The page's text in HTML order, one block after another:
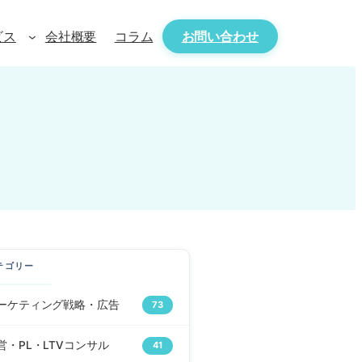
会社概要 コラム お問い合わせ
ゴリー
ケティング戦略・広告 73
・PL・LTVコンサル 41